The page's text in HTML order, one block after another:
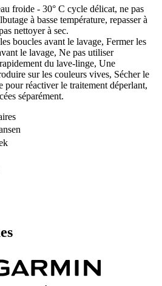
froide - 30° C cycle délicat, ne pas
à basse température, repasser à
nettoyer à sec.
boucles avant le lavage, Fermer les
le lavage, Ne pas utiliser
du lave-linge, Une
sur les couleurs vives, Sécher le
pour réactiver le traitement déperlant,
séparément.